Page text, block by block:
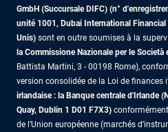
GmbH (Succursale DIFC) (n°
unité 1001, Dubai International Financial
Unis) sont en outre soumises à la
la Commissione Nazionale per le Società
Battista Martini, 3 - 00198 Rome),
version consolidée de la Loi de finances
irlandaise : la Banque centrale d'Irlande
Quay, Dublin 1 D01 F7X3)
de l’Union européenne (marchés